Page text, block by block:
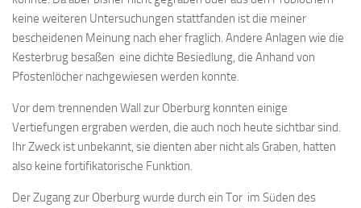
keine weiteren Untersuchungen stattfanden ist die meiner
bescheidenen Meinung nach eher fraglich. Andere Anlagen wie die
Kesterbrug besaßen eine dichte Besiedlung, die Anhand von
Pfostenlöcher nachgewiesen werden konnte.
Vor dem trennenden Wall zur Oberburg konnten einige
Vertiefungen ergraben werden, die auch noch heute sichtbar sind.
Ihr Zweck ist unbekannt, sie dienten aber nicht als Graben, hatten
also keine fortifikatorische Funktion.
Der Zugang zur Oberburg wurde durch ein Tor im Süden des